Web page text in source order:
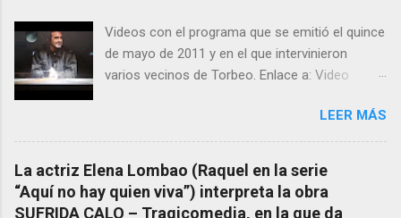
mención a ANTON PATIÑO REGUEIRA (ya
fallecido) cuyo empeño por estudiar y dar a
conocer a esta “sabia” y por ende a Torbeo no
También reproducimos integro el articulo que
en el año 2000 publico Ángel Arnaiz recogiendo
información de primera mano que le
suministraron David (nieto de Filomena) y
algunos vecinos mas del pueblo.
Videos con el programa que se emitió el quince
de mayo de 2011 y en el que intervinieron
varios vecinos de Torbeo. Enlace a: Video
completo emitido en CUARTO MILENIO En
Facebook otra copia con mejor resolución:
Facebook CUARTO MILENIO - Filomena Arias.
LEER MÁS
La actriz Elena Lombao (Raquel en la serie
“Aquí no hay quien viva”) interpreta la obra
SUFRIDA CALO – Tragicomedia, en la que da